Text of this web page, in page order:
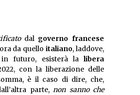
dal governo francese
da quello italiano, laddove,
in futuro, esisterà la libera
con la liberazione delle
è il caso di dire, che,
parte, non sanno che